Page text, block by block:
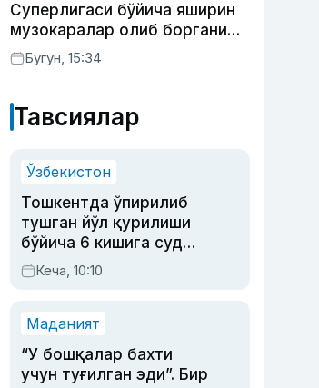
Суперлигаси бўйича яширин
музокаралар олиб боргани
фош бўлди
Бугун, 15:34
Тавсиялар
Ўзбекистон
Тошкентда ўпирилиб
тушган йўл қурилиши
бўйича 6 кишига суд
ҳукми ўқилди
Кеча, 10:10
Маданият
“У бошқалар бахти
учун туғилган эди”. Бир